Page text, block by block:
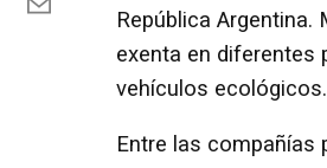
República
exenta en diferentes
vehículos ecológicos.
Entre las compañías